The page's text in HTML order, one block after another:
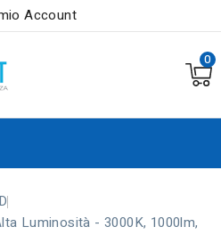
Account
0
Luminosità - 3000K, 1000lm,